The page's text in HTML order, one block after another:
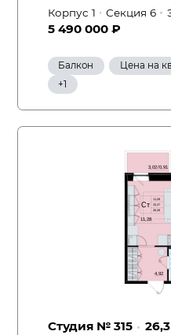
Корпус 1 Секция 6
5 490 000 ₽
Балкон
Цена на
+1
Вид на улицу
Студия № 315